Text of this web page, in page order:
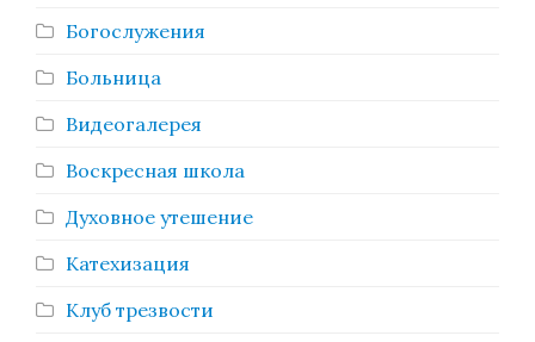
Богослужения
Больница
Видеогалерея
Воскресная школа
Духовное утешение
Катехизация
Клуб трезвости